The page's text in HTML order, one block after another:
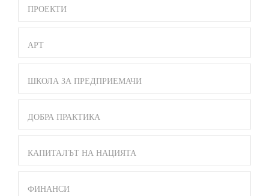
ПРОЕКТИ
АРТ
ШКОЛА ЗА ПРЕДПРИЕМАЧИ
ДОБРА ПРАКТИКА
КАПИТАЛЪТ НА НАЦИЯТА
ФИНАНСИ